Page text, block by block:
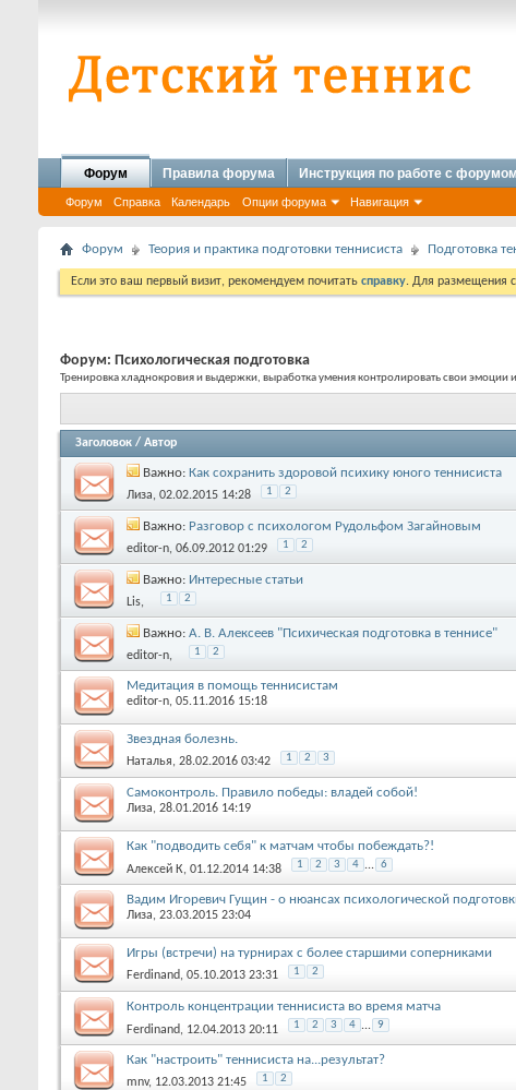
Форум
Форум Справка Календарь Опции форума Навигация
Правила форума Инструкция по работе с форумом
Форум Теория и практика подготовки теннисиста Подготовка
Если это ваш первый визит, рекомендуем почитать справку. Для размещения
Форум: Психологическая подготовка
Тренировка хладнокровия и выдержки, выработка умения контролировать свои
Заголовок / Автор
Важно: Как сохранить здоровой психику юного теннисиста
Лиза, 02.02.2015 14:28 1 2
Важно: Разговор с психологом Рудольфом Загайновым
editor-n, 06.09.2012 01:29 1 2
Важно: Интересные статьи
Lis, 1 2
Важно: А. В. Алексеев "Психическая подготовка в теннисе"
editor-n, 1 2
Медитация в помощь теннисистам
editor-n, 05.11.2016 15:18
Звездная болезнь.
Наталья, 28.02.2016 03:42 1 2 3
Самоконтроль. Правило победы: владей собой!
Лиза, 28.01.2016 14:19
Как "подводить себя" к матчам чтобы побеждать?!
Алексей К, 01.12.2014 14:38 1 2 3 4 ... 6
Вадим Игоревич Гущин - о нюансах психологической
Лиза, 23.03.2015 23:04
Игры (встречи) на турнирах с более старшими соперниками
Ferdinand, 05.10.2013 23:31 1 2
Контроль концентрации теннисиста во время матча
Ferdinand, 12.04.2013 20:11 1 2 3 4 ... 9
Как "настроить" теннисиста на...результат?
mnv, 12.03.2013 21:45 1 2